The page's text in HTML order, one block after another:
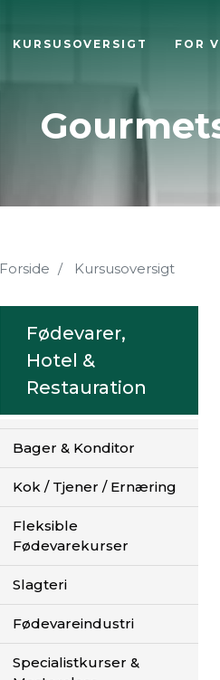
KURSUSOVERSIGT FOR
Forside Kursusoversigt
Fødevarer,
Hotel &
Restauration
Bager & Konditor
Kok / Tjener / Ernæring
Fleksible
Fødevarekurser
Slagteri
Fødevareindustri
Specialistkurser &